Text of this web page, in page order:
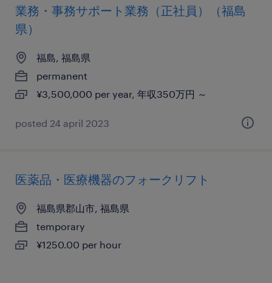
業務・事務サポート業務（正社員）（福島
県）
福島, 福島県
permanent
¥3,500,000 per year, 年収350万円 ～
posted 24 april 2023
医薬品・医療機器のフォークリフト
福島県郡山市, 福島県
temporary
¥1250.00 per hour